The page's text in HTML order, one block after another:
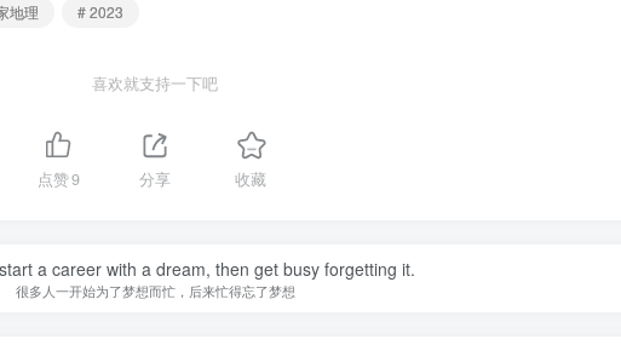
地理 # 2023
喜欢就支持一下吧
点赞9 分享 收藏
a career with a dream, then get busy forgetting it.
很多人一开始为了梦想而忙，后来忙得忘了梦想